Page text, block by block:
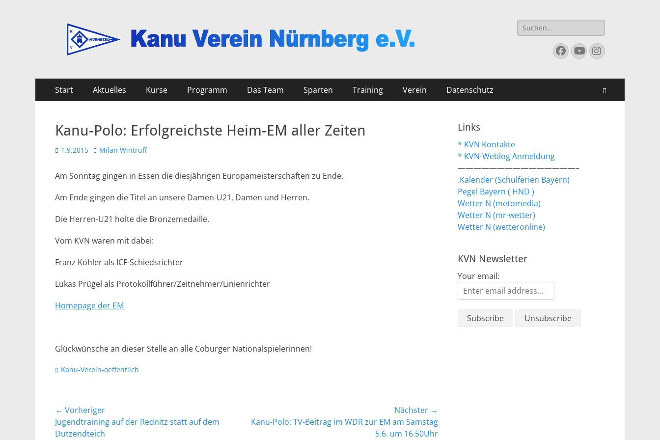
Kanu Verein Nuernberg
Suchen
nach:
Facebook
YouTube
Instagram
Primäres
Menü
Inhalt
Start Aktuelles Kurse Programm Das Team Sparten Training Verein Datenschutz
Kanu-Polo: Erfolgreichste Heim-EM aller Zeiten
Veröffentlicht
1.9.2015 Autor
Milan Wintruff
Am Sonntag gingen in Essen die diesjährigen Europameisterschaften zu Ende.
Am Ende gingen die Titel an unsere Damen-U21, Damen und Herren.
Die Herren-U21 holte die Bronzemedaille.
Vom KVN waren mit dabei:
Franz Köhler als ICF-Schiedsrichter
Lukas Prügel als Protokollführer/Zeitnehmer/Linienrichter
Homepage der EM
Glückwünsche an dieser Stelle an alle Coburger Nationalspielerinnen!
Kategorien
Kanu-Verein-oeffentlich
Beitragsnavigation
← Vorheriger
Vorheriger
Beitrag:
Jugendtraining auf der Rednitz statt auf dem
Dutzendteich
Nächster →
Nächster
Kanu-Polo: TV-Beitrag im WDR zur EM am Samstag
5.6. um 16.50Uhr
Links
* KVN Kontakte
* KVN-Weblog Anmeldung
———————————————–
.Kalender (Schulferien Bayern)
Pegel Bayern ( HND )
Wetter N (metomedia)
Wetter N (mr-wetter)
Wetter N (wetteronline)
KVN Newsletter
Your email: